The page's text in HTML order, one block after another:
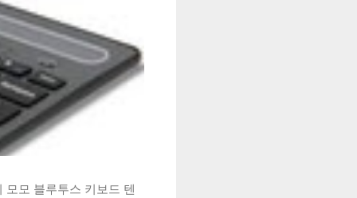
모모 블루투스 키보드 텐